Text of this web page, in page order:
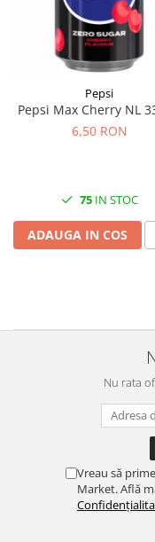
Pepsi
Pepsi Max Cherry NL
6,50 RON
75IN STOC
ADAUGA IN COS
Nu rata
Vreau să
Market. Află